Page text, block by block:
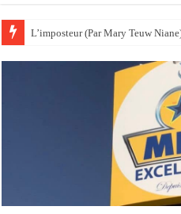
Guinée : vers une grève à la BCRG